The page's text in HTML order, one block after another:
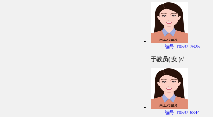
编号:T0537-7625
于教员( 女 )√
编号:T0537-6344